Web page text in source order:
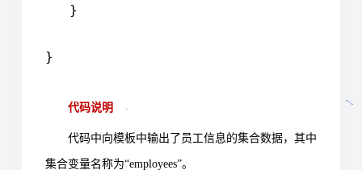
}
}
代码说明
代码中向模板中输出了员工信息的集合数据，其中
集合变量名称为“employees”。